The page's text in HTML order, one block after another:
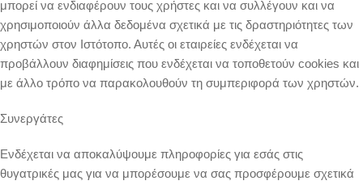
μπορεί να ενδιαφέρουν τους χρήστες και να συλλέγουν και να
χρησιμοποιούν άλλα δεδομένα σχετικά με τις δραστηριότητες των
χρηστών στον Ιστότοπο. Αυτές οι εταιρείες ενδέχεται να
προβάλλουν διαφημίσεις που ενδέχεται να τοποθετούν cookies και
με άλλο τρόπο να παρακολουθούν τη συμπεριφορά των χρηστών.
Συνεργάτες
Ενδέχεται να αποκαλύψουμε πληροφορίες για εσάς στις
θυγατρικές μας για να μπορέσουμε να σας προσφέρουμε σχετικά